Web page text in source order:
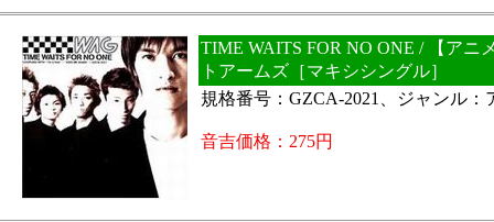
TIME WAITS FOR NO ONE / 【アニ
トアームズ［マキシシングル］
規格番号：GZCA-2021、ジャンル：
音吉価格：275円